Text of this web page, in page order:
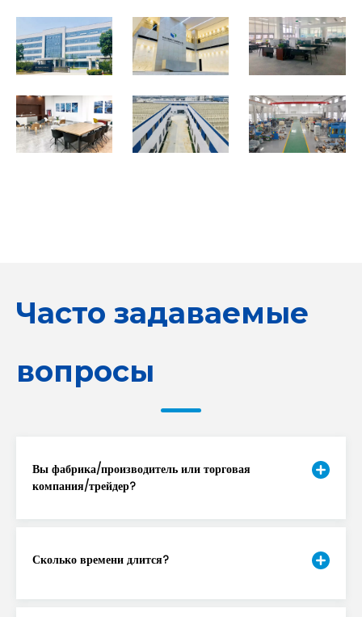
Часто задаваемые
вопросы
Вы фабрика/производитель или торговая
компания/трейдер?
Сколько времени длится?